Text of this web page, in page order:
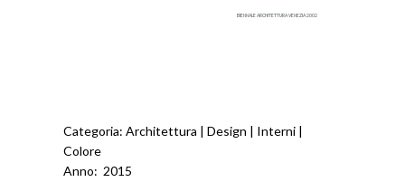
BIENNALE ARCHITETTURA VENEZIA 2002
Categoria: Architettura | Design | Interni |
Colore
Anno: 2015